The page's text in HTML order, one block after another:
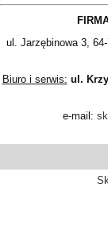
ul. Jarzębinowa 3,
Biuro i serwis: ul.
e-mail: